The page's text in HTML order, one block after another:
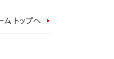
ム トップへ